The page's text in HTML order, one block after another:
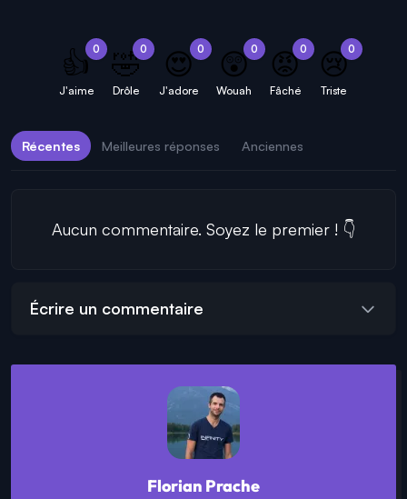
0
👍
J'aime
0
🤣
Drôle
0
😍
J'adore
0
😲
Wouah
0
😡
Fâché
0
😢
Triste
Récentes Meilleures réponses Anciennes
Aucun commentaire. Soyez le premier ! 👇
Écrire un commentaire
Florian Prache